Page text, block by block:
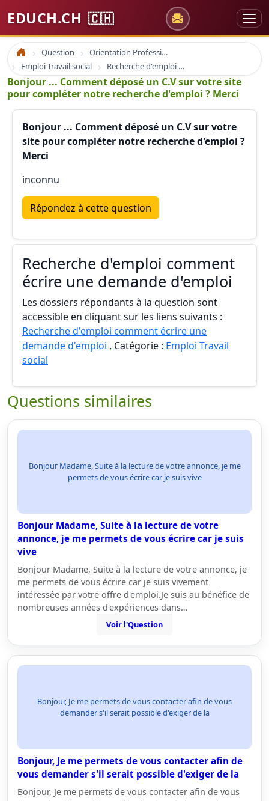
EDUCH.CH 🇨🇭
Accueil Question
Orientation Professionnelle
Emploi Travail social
Recherche d'emploi comment écrire une demande d'emploi
Bonjour ... Comment déposé un C.V sur votre site
pour compléter notre recherche d'emploi ? Merci
Bonjour ... Comment déposé un C.V sur votre
site pour compléter notre recherche d'emploi ?
Merci
inconnu
Répondez à cette question
Recherche d'emploi comment
écrire une demande d'emploi
Les dossiers répondants à la question sont
accessible en cliquant sur les liens suivants :
Recherche d'emploi comment écrire une
demande d'emploi , Catégorie : Emploi Travail
social
Questions similaires
Bonjour Madame, Suite à la lecture de votre annonce, je me
permets de vous écrire car je suis vive
Bonjour Madame, Suite à la lecture de votre
annonce, je me permets de vous écrire car je suis
vive
Bonjour Madame, Suite à la lecture de votre annonce, je
me permets de vous écrire car je suis vivement
intéressée par votre offre d'emploi.Je suis au bénéfice de
nombreuses années d'expériences dans…
Voir l'Question
Bonjour, Je me permets de vous contacter afin de vous
demander s'il serait possible d'exiger de la
Bonjour, Je me permets de vous contacter afin de
vous demander s'il serait possible d'exiger de la
Bonjour, Je me permets de vous contacter afin de vous